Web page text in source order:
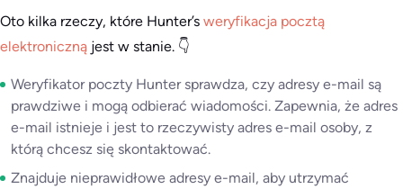
Oto kilka rzeczy, które Hunter’s weryfikacja pocztą
elektroniczną jest w stanie. 👇
Weryfikator poczty Hunter sprawdza, czy adresy e-mail są
prawdziwe i mogą odbierać wiadomości. Zapewnia, że adres
e-mail istnieje i jest to rzeczywisty adres e-mail osoby, z
którą chcesz się skontaktować.
Znajduje nieprawidłowe adresy e-mail, aby utrzymać